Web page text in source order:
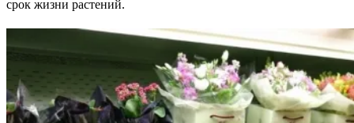
срок жизни растений.